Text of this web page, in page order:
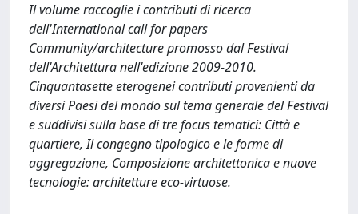
Il volume raccoglie i contributi di ricerca
dell'International call for papers
Community/architecture promosso dal Festival
dell'Architettura nell'edizione 2009-2010.
Cinquantasette eterogenei contributi provenienti da
diversi Paesi del mondo sul tema generale del Festival
e suddivisi sulla base di tre focus tematici: Città e
quartiere, Il congegno tipologico e le forme di
aggregazione, Composizione architettonica e nuove
tecnologie: architetture eco-virtuose.